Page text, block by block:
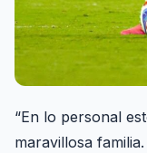
“En lo personal
maravillosa